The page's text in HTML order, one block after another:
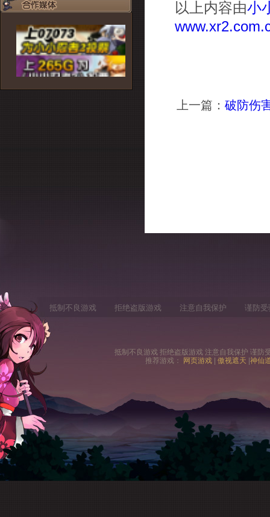
以上内容由小
上一篇： 破防伤
抵制不良游戏 拒绝盗版游戏 注意自我保护 谨防受
抵制不良游戏 拒绝盗版游戏 注意自我保护 谨防
推荐游戏：
网页游戏| 傲视遮天 神仙
|